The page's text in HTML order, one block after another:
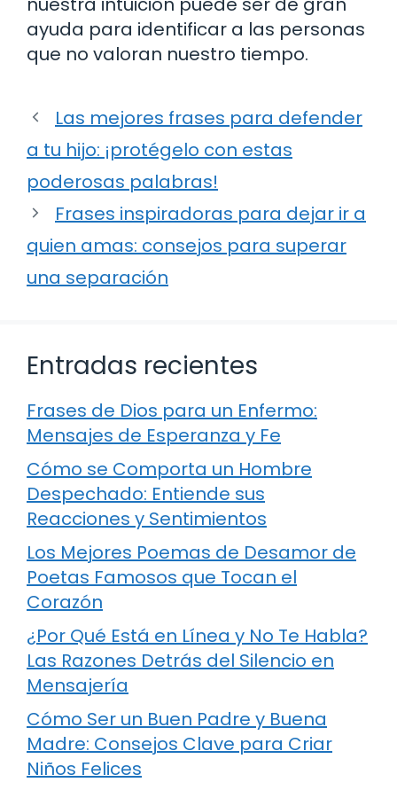
ayuda para identificar a las personas
que no valoran nuestro tiempo.
Las mejores frases para defender
a tu hijo: ¡protégelo con estas
poderosas palabras!
Frases inspiradoras para dejar ir a
quien amas: consejos para superar
una separación
Entradas recientes
Frases de Dios para un Enfermo:
Mensajes de Esperanza y Fe
Cómo se Comporta un Hombre
Despechado: Entiende sus
Reacciones y Sentimientos
Los Mejores Poemas de Desamor de
Poetas Famosos que Tocan el
Corazón
¿Por Qué Está en Línea y No Te Habla?
Las Razones Detrás del Silencio en
Mensajería
Cómo Ser un Buen Padre y Buena
Madre: Consejos Clave para Criar
Niños Felices